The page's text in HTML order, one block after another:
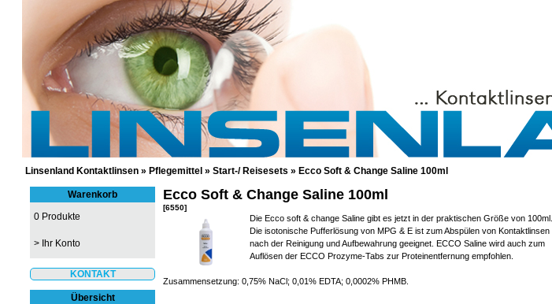
GÜNSTIGE KONTAKTLINSEN UND PFLEGEMITTEL
Linsenland Kontaktlinsen » Pflegemittel » Start-/ Reisesets » Ecco Soft & Change Saline 100ml
Warenkorb
0 Produkte
> Ihr Konto
KONTAKT
Übersicht
Ecco Soft & Change Saline 100ml
[6550]
Die Ecco soft & change Saline gibt es jetzt in der praktischen Größe von 100ml.
Die isotonische Pufferlösung von MPG & E ist zum Abspülen von Kontaktlinsen
nach der Reinigung und Aufbewahrung geeignet. ECCO Saline wird auch zum
Auflösen der ECCO Prozyme-Tabs zur Proteinentfernung empfohlen.
Zusammensetzung: 0,75% NaCl; 0,01% EDTA; 0,0002% PHMB.